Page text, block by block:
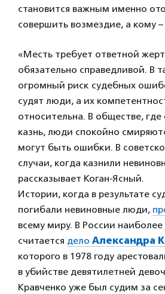
становится важным именно
совершить возмездие, а кому
«Месть требует ответной
обязательно справедливой. В
огромный риск судебных
судят люди, а их
относительна. В обществе, где
казнь, люди спокойно
могут быть ошибки. В
случаи, когда казнили
рассказывает Коган-Ясный.
Истории, когда в результате
погибали невиновные люди,
всему миру. В России
считается дело Александра
которого в 1978 году
в убийстве девятилетней
Кравченко уже был судим за